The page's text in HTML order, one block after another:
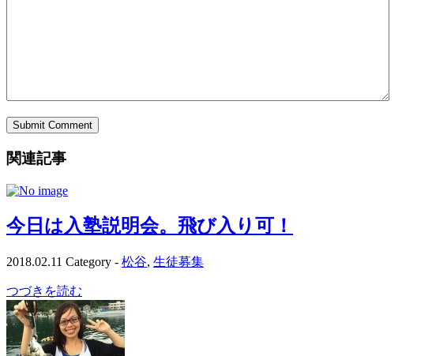
関連記事
今日は入塾説明会。飛び入り可！
2018.02.11 Category - 松谷, 生徒募集
つづきを読む